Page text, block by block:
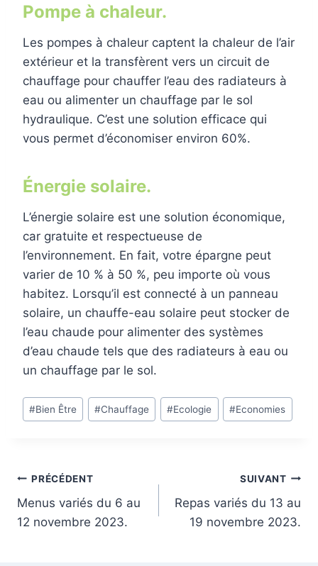
Pompe à chaleur.
Les pompes à chaleur captent la chaleur de l’air
extérieur et la transfèrent vers un circuit de
chauffage pour chauffer l’eau des radiateurs à
eau ou alimenter un chauffage par le sol
hydraulique. C’est une solution efficace qui
vous permet d’économiser environ 60%.
Énergie solaire.
L’énergie solaire est une solution économique,
car gratuite et respectueuse de
l’environnement. En fait, votre épargne peut
varier de 10 % à 50 %, peu importe où vous
habitez. Lorsqu’il est connecté à un panneau
solaire, un chauffe-eau solaire peut stocker de
l’eau chaude pour alimenter des systèmes
d’eau chaude tels que des radiateurs à eau ou
un chauffage par le sol.
Étiquettes
de
#Bien Être #Chauffage #Ecologie #Economies
Navigation
de
PRÉCÉDENT
Menus variés du 6 au
12 novembre 2023.
SUIVANT
Repas variés du 13 au
19 novembre 2023.